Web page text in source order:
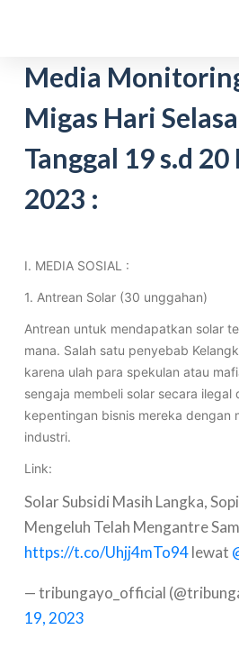
p
o
c
n
n
Media
Migas Hari
Tanggal 19 s.d
2023 :
I. MEDIA SOSIAL :
1. Antrean Solar (30 unggahan)
Antrean untuk mendapatkan solar
mana. Salah satu penyebab
karena ulah para spekulan atau
sengaja membeli solar secara ilegal
kepentingan bisnis mereka dengan
industri.
Link:
Solar Subsidi Masih Langka,
Mengeluh Telah Mengantre
https://t.co/Uhjj4mTo94lewat
— tribungayo_official
19, 2023